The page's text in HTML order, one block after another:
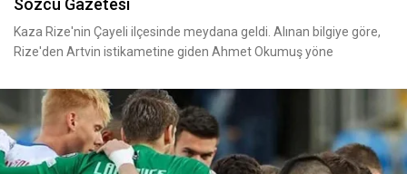
Sözcü Gazetesi
Kaza Rize'nin Çayeli ilçesinde meydana geldi. Alınan bilgiye göre,
Rize'den Artvin istikametine giden Ahmet Okumuş yöne